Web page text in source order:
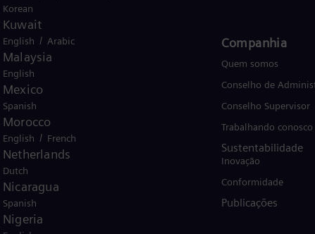
Korean
Kuwait
English / Arabic
Malaysia
English
Mexico
Spanish
Morocco
English / French
Netherlands
Dutch
Nicaragua
Spanish
Nigeria
Produtos e Serviços
Produtos
Serviços
Soluções por setor
Soluções por caso de uso
Treinamentos
Companhia
Quem somos
Conselho de
Conselho Supervisor
Trabalhando conosco
Sustentabilidade
Inovação
Conformidade
Publicações